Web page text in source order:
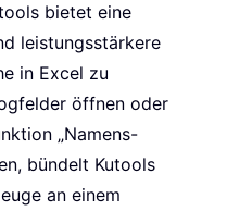
bietet eine
leistungsstärkere
in Excel zu
öffnen oder
„Namens-
bündelt Kutools
an einem